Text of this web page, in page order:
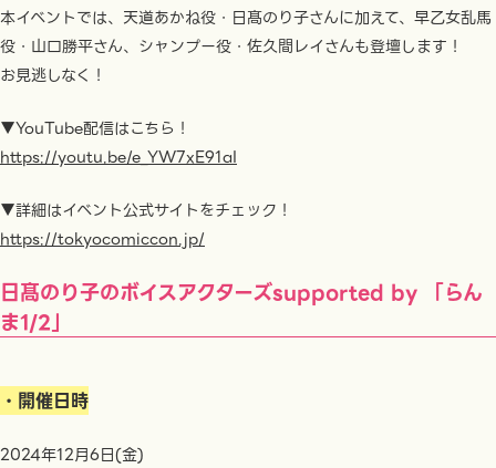
本イベントでは、天道あかね役・日髙のり子さんに加えて、早乙女乱馬
役・山口勝平さん、シャンプー役・佐久間レイさんも登壇します！
お見逃しなく！
▼YouTube配信はこちら！
https://youtu.be/e_YW7xE91aI
▼詳細はイベント公式サイトをチェック！
https://tokyocomiccon.jp/
日髙のり子のボイスアクターズsupported by 「らん
ま1/2」
・開催日時
2024年12月6日(金)